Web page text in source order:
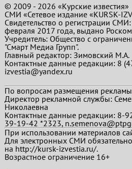
© 2009 - 2026 «Курские известия»
СМИ «Сетевое издание «KURSK-
Свидетельство о регистрации
февраля 2017 года, выдано
Учредитель: Общество с
"Смарт Медиа Групп".
Главный редактор:Зимовский М.А.
Контактные данные редакции: 8
izvestia@yandex.ru
По вопросам размещения
Директор рекламной службы:
Николаевна
Контактные данные редакции: 8-
39-19-42 *2323,
При использовании материалов
Для электронных СМИ
на http://kursk-izvestia.ru/.
Возрастное ограничение 16+